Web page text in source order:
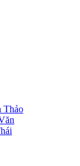
Thảo